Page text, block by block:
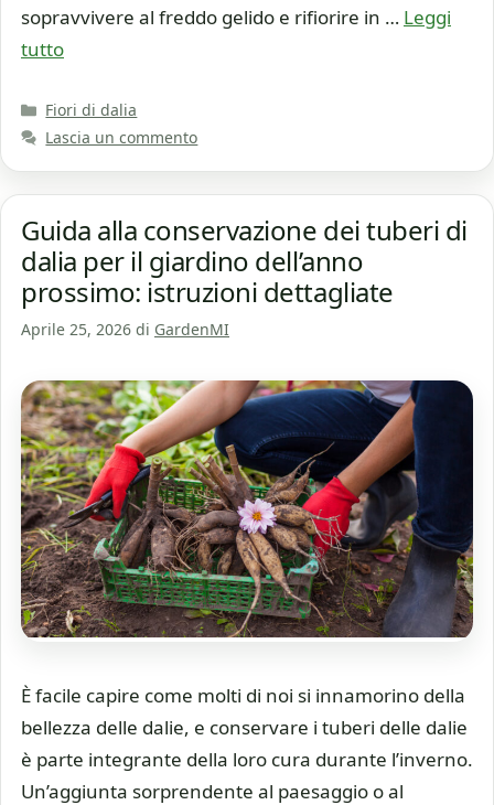
sopravvivere al freddo gelido e rifiorire in … Leggi
tutto
Categorie
Fiori di dalia
Lascia un commento
Guida alla conservazione dei tuberi di
dalia per il giardino dell’anno
prossimo: istruzioni dettagliate
Aprile 25, 2026 di GardenMI
È facile capire come molti di noi si innamorino della
bellezza delle dalie, e conservare i tuberi delle dalie
è parte integrante della loro cura durante l’inverno.
Un’aggiunta sorprendente al paesaggio o al